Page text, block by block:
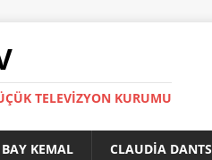
TELEVIZYON KURUMU
BAY KEMAL CLAUDIA